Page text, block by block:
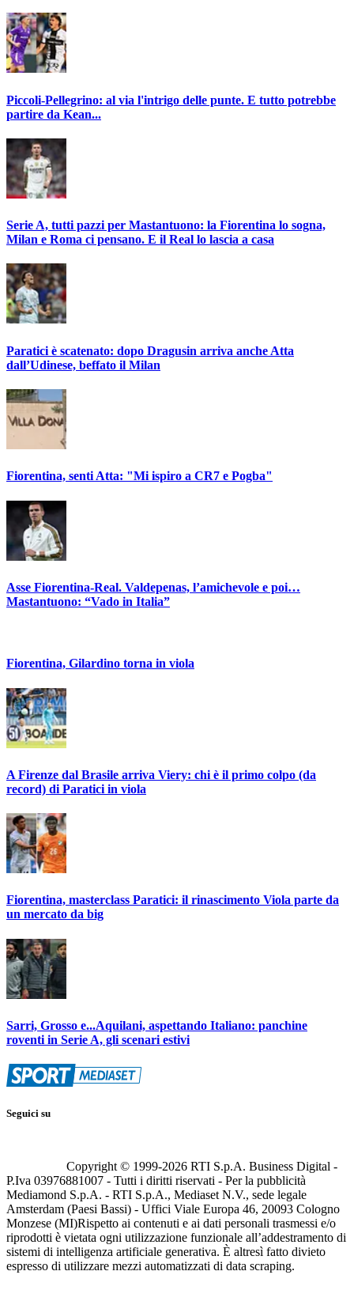
Piccoli-Pellegrino: al via l'intrigo delle punte. E tutto potrebbe
partire da Kean...
Serie A, tutti pazzi per Mastantuono: la Fiorentina lo sogna,
Milan e Roma ci pensano. E il Real lo lascia a casa
Paratici è scatenato: dopo Dragusin arriva anche Atta
dall’Udinese, beffato il Milan
Fiorentina, senti Atta: "Mi ispiro a CR7 e Pogba"
Asse Fiorentina-Real. Valdepenas, l’amichevole e poi…
Mastantuono: “Vado in Italia”
Fiorentina, Gilardino torna in viola
A Firenze dal Brasile arriva Viery: chi è il primo colpo (da
record) di Paratici in viola
Fiorentina, masterclass Paratici: il rinascimento Viola parte da
un mercato da big
Sarri, Grosso e...Aquilani, aspettando Italiano: panchine
roventi in Serie A, gli scenari estivi
Seguici su
Copyright © 1999-2026 RTI S.p.A. Business Digital -
P.Iva 03976881007 - Tutti i diritti riservati - Per la pubblicità
Mediamond S.p.A. - RTI S.p.A., Mediaset N.V., sede legale
Amsterdam (Paesi Bassi) - Uffici Viale Europa 46, 20093 Cologno
Monzese (MI)Rispetto ai contenuti e ai dati personali trasmessi e/o
riprodotti è vietata ogni utilizzazione funzionale all’addestramento di
sistemi di intelligenza artificiale generativa. È altresì fatto divieto
espresso di utilizzare mezzi automatizzati di data scraping.